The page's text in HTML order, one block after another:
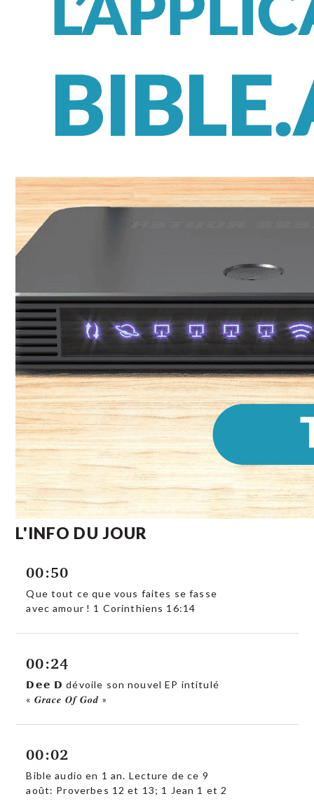
L'INFO DU JOUR
00:50
Que tout ce que vous faites se fasse
avec amour ! 1 Corinthiens 16:14
00:24
𝗗𝗲𝗲 𝗗 dévoile son nouvel EP intitulé
« 𝑮𝒓𝒂𝒄𝒆 𝑶𝒇 𝑮𝒐𝒅 »
00:02
Bible audio en 1 an. Lecture de ce 9
août: Proverbes 12 et 13; 1 Jean 1 et 2